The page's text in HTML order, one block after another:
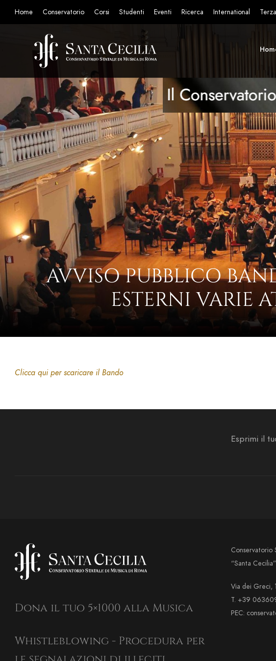
Home Conservatorio Corsi Studenti Eventi Ricerca International
AVVISO PUBBLICO
ESTERNI VARIE
Clicca qui per scaricare il Bando
Esprimi il
Dona il tuo 5×1000 alla Musica
Whistleblowing - Procedura per
Conservatorio
“Santa Cecilia”
Via dei Greci,
T. +39
PEC: